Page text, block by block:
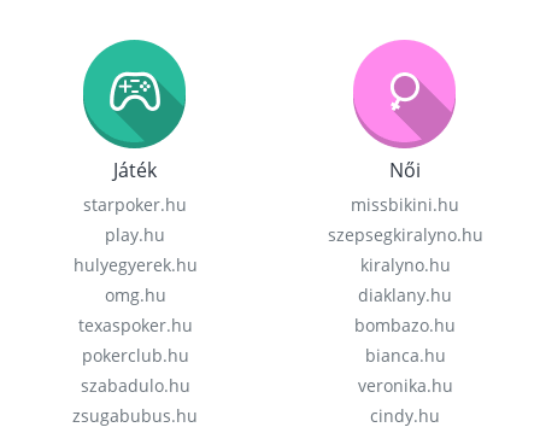
Játék
starpoker.hu
play.hu
hulyegyerek.hu
omg.hu
texaspoker.hu
pokerclub.hu
szabadulo.hu
zsugabubus.hu
Női
missbikini.hu
szepsegkiralyno.hu
kiralyno.hu
diaklany.hu
bombazo.hu
bianca.hu
veronika.hu
cindy.hu